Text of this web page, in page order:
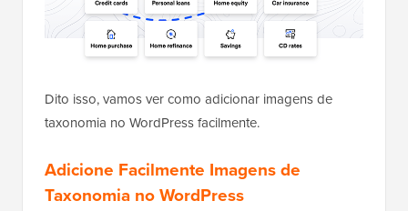
Dito isso, vamos ver como adicionar imagens de
taxonomia no WordPress facilmente.
Adicione Facilmente Imagens de
Taxonomia no WordPress